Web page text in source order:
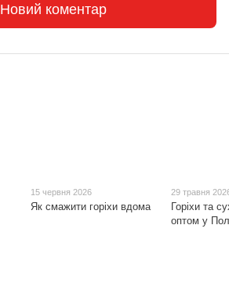
Новий коментар
15 червня 2026
Як смажити горіхи вдома
29 травня
Горіхи та
оптом у